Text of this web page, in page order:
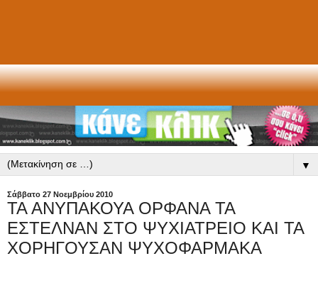
▼
Σάββατο 27 Νοεμβρίου 2010
ΤΑ ΑΝΥΠΑΚΟΥΑ ΟΡΦΑΝΑ ΤΑ
ΕΣΤΕΛΝΑΝ ΣΤΟ ΨΥΧΙΑΤΡΕΙΟ ΚΑΙ ΤΑ
ΧΟΡΗΓΟΥΣΑΝ ΨΥΧΟΦΑΡΜΑΚΑ